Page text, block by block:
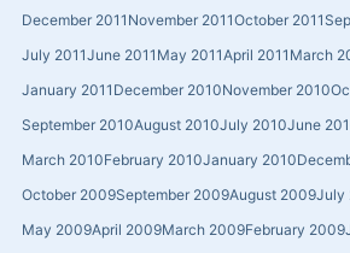
December 2011 November 2011October 2011
July 2011June 2011 May 2011April 2011 March
January 2011 December 2010November 2010
September 2010August 2010July 2010June
March 2010February 2010January 2010
October 2009September 2009August 2009July
May 2009April 2009March 2009February 2009